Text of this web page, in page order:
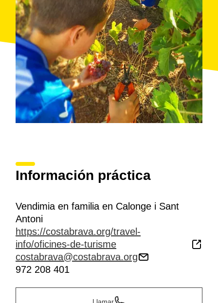
Información práctica
Vendimia en familia en Calonge i Sant
Antoni
https://costabrava.org/travel-
info/oficines-de-turisme
costabrava@costabrava.org
972 208 401
Llamar